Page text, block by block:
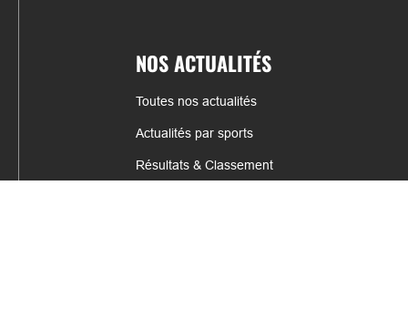
NOS ACTUALITÉS
Toutes nos actualités
Actualités par sports
Résultats & Classement